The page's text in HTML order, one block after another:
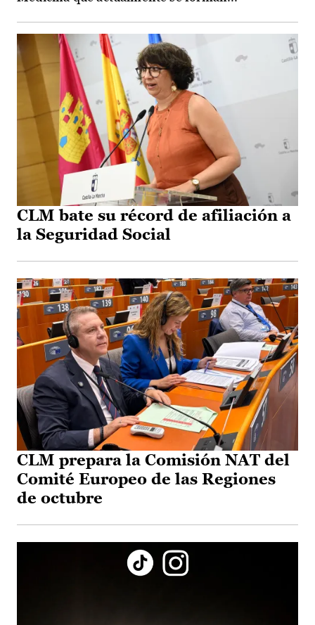
CLM bate su récord de afiliación a
la Seguridad Social
CLM prepara la Comisión NAT del
Comité Europeo de las Regiones
de octubre